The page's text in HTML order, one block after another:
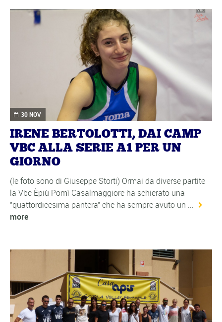
30 NOV
IRENE BERTOLOTTI, DAI CAMP
VBC ALLA SERIE A1 PER UN
GIORNO
(le foto sono di Giuseppe Storti) Ormai da diverse partite
la Vbc Èpiù Pomì Casalmaggiore ha schierato una
"quattordicesima pantera" che ha sempre avuto un ...
more